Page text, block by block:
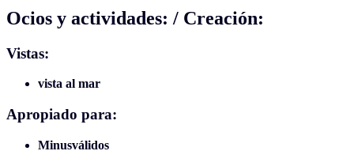
Ocios y actividades: / Creación:
Vistas:
vista al mar
Apropiado para:
Minusválidos